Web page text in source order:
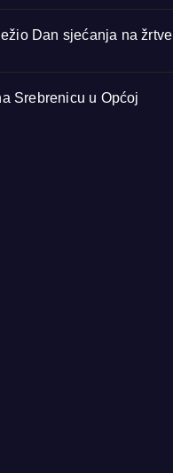
Dan sjećanja na žrtve
Srebrenicu u Općoj